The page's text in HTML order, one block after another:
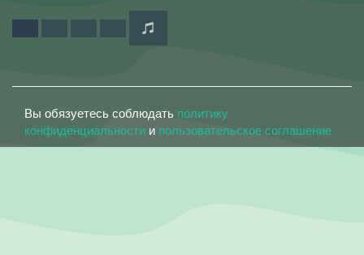
Вы обязуетесь соблюдать политику
конфиденциальности и пользовательское соглашение